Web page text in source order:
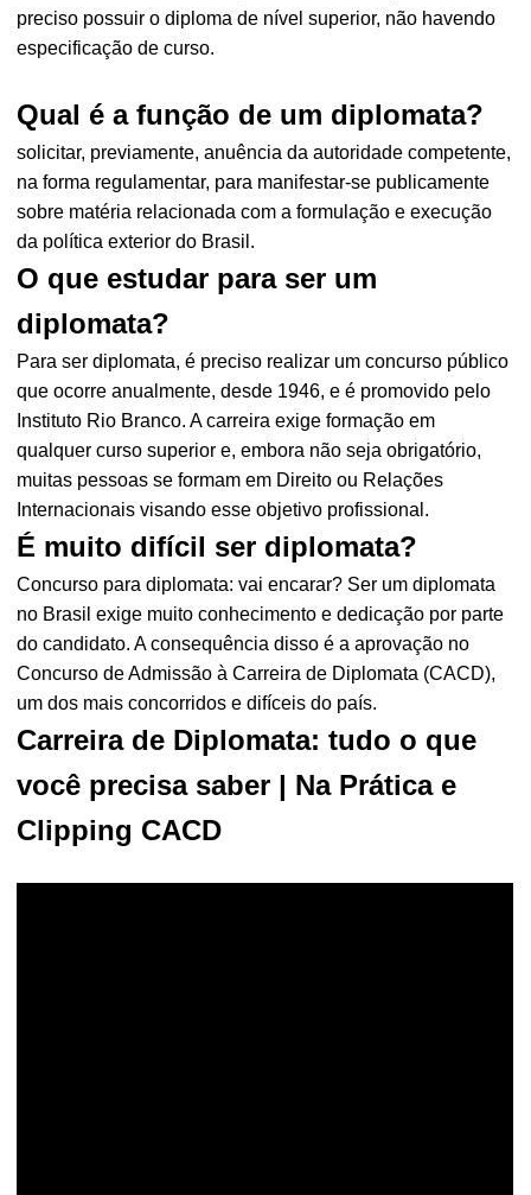
preciso possuir o diploma de nível superior, não havendo
especificação de curso.
Qual é a função de um diplomata?
solicitar, previamente, anuência da autoridade competente,
na forma regulamentar, para manifestar-se publicamente
sobre matéria relacionada com a formulação e execução
da política exterior do Brasil.
O que estudar para ser um
diplomata?
Para ser diplomata, é preciso realizar um concurso público
que ocorre anualmente, desde 1946, e é promovido pelo
Instituto Rio Branco. A carreira exige formação em
qualquer curso superior e, embora não seja obrigatório,
muitas pessoas se formam em Direito ou Relações
Internacionais visando esse objetivo profissional.
É muito difícil ser diplomata?
Concurso para diplomata: vai encarar? Ser um diplomata
no Brasil exige muito conhecimento e dedicação por parte
do candidato. A consequência disso é a aprovação no
Concurso de Admissão à Carreira de Diplomata (CACD),
um dos mais concorridos e difíceis do país.
Carreira de Diplomata: tudo o que
você precisa saber | Na Prática e
Clipping CACD